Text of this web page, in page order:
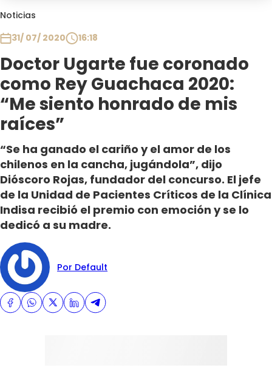
Noticias
31/ 07/ 2020
16:18
Doctor Ugarte fue coronado
como Rey Guachaca 2020:
“Me siento honrado de mis
raíces”
“Se ha ganado el cariño y el amor de los
chilenos en la cancha, jugándola”, dijo
Dióscoro Rojas, fundador del concurso. El jefe
de la Unidad de Pacientes Críticos de la Clínica
Indisa recibió el premio con emoción y se lo
dedicó a su madre.
Por Default
Plan Perfecto
El Tiempo
Sabingo
Todos Los Programas